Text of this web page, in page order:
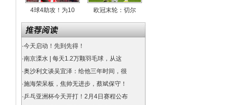
4球4助攻！为10 欧冠末轮：切尔
·今天启动！先到先得！
·南京溧水 | 每天1.2万颗羽毛球，从这
·奥沙利文谈吴宜泽：给他三年时间，很
·施海荣呆板，焦帅无进步，蔡斌保守！
·乒乓亚洲杯今天开打！2月4日赛程公布